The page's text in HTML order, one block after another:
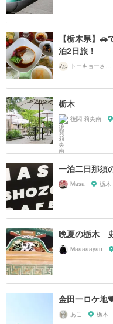
【栃木県】
泊2日旅！
栃木
後関 莉央南
一泊二日那須
Masa 栃木
晩夏の栃木
Maaaaayan
金田一ロケ地
あこ 栃木